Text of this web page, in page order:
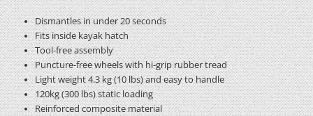
Dismantles in under 20 seconds
Fits inside kayak hatch
Tool-free assembly
Puncture-free wheels with hi-grip rubber tread
Light weight 4.3 kg (10 lbs) and easy to handle
120kg (300 lbs) static loading
Reinforced composite material